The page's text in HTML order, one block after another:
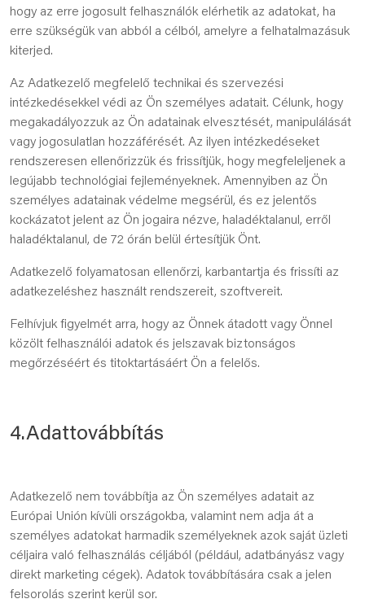
hogy az erre jogosult felhasználók elérhetik az adatokat, ha
erre szükségük van abból a célból, amelyre a felhatalmazásuk
kiterjed.
Az Adatkezelő megfelelő technikai és szervezési
intézkedésekkel védi az Ön személyes adatait. Célunk, hogy
megakadályozzuk az Ön adatainak elvesztését, manipulálását
vagy jogosulatlan hozzáférését. Az ilyen intézkedéseket
rendszeresen ellenőrizzük és frissítjük, hogy megfeleljenek a
legújabb technológiai fejleményeknek. Amennyiben az Ön
személyes adatainak védelme megsérül, és ez jelentős
kockázatot jelent az Ön jogaira nézve, haladéktalanul, erről
haladéktalanul, de 72 órán belül értesítjük Önt.
Adatkezelő folyamatosan ellenőrzi, karbantartja és frissíti az
adatkezeléshez használt rendszereit, szoftvereit.
Felhívjuk figyelmét arra, hogy az Önnek átadott vagy Önnel
közölt felhasználói adatok és jelszavak biztonságos
megőrzéséért és titoktartásáért Ön a felelős.
4.Adattovábbítás
Adatkezelő nem továbbítja az Ön személyes adatait az
Európai Unión kívüli országokba, valamint nem adja át a
személyes adatokat harmadik személyeknek azok saját üzleti
céljaira való felhasználás céljából (például, adatbányász vagy
direkt marketing cégek). Adatok továbbítására csak a jelen
felsorolás szerint kerül sor.